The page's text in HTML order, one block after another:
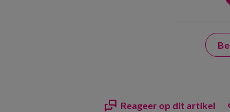
Reageer op dit artikel